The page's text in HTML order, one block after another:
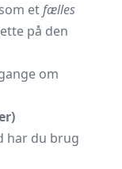
etfælles
på den
om
har du brug